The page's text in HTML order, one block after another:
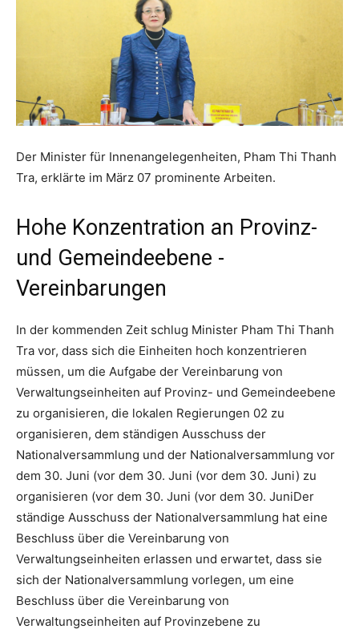
Der Minister für Innenangelegenheiten, Pham Thi Thanh
Tra, erklärte im März 07 prominente Arbeiten.
Hohe Konzentration an Provinz-
und Gemeindeebene -
Vereinbarungen
In der kommenden Zeit schlug Minister Pham Thi Thanh
Tra vor, dass sich die Einheiten hoch konzentrieren
müssen, um die Aufgabe der Vereinbarung von
Verwaltungseinheiten auf Provinz- und Gemeindeebene
zu organisieren, die lokalen Regierungen 02 zu
organisieren, dem ständigen Ausschuss der
Nationalversammlung und der Nationalversammlung vor
dem 30. Juni (vor dem 30. Juni (vor dem 30. Juni) zu
organisieren (vor dem 30. Juni (vor dem 30. JuniDer
ständige Ausschuss der Nationalversammlung hat eine
Beschluss über die Vereinbarung von
Verwaltungseinheiten erlassen und erwartet, dass sie
sich der Nationalversammlung vorlegen, um eine
Beschluss über die Vereinbarung von
Verwaltungseinheiten auf Provinzebene zu